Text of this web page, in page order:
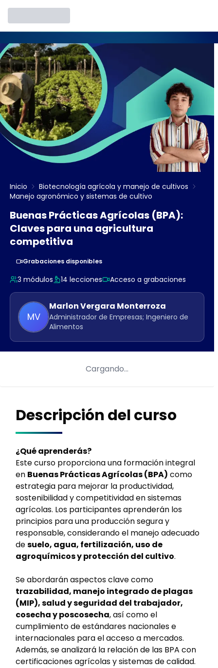
Descripción del curso
¿Qué aprenderás?
Este curso proporciona una formación integral
en Buenas Prácticas Agrícolas (BPA) como
estrategia para mejorar la productividad,
sostenibilidad y competitividad en sistemas
agrícolas. Los participantes aprenderán los
principios para una producción segura y
responsable, considerando el manejo adecuado
desuelo, agua, fertilización, uso de
agroquímicos y protección del cultivo.
Se abordarán aspectos clave como
trazabilidad, manejo integrado de plagas
(MIP), salud y seguridad del trabajador,
cosecha y poscosecha, así como el
cumplimiento de estándares nacionales e
internacionales para el acceso a mercados.
Además, se analizará la relación de las BPA con
certificaciones agrícolas y sistemas de calidad.
Inicio
Biotecnología agrícola y manejo de cultivos
Manejo agronómico y sistemas de cultivo
Buenas Prácticas Agrícolas (BPA):
Claves para una agricultura
competitiva
Grabaciones disponibles
3 módulos 14 lecciones Acceso a grabaciones
MV
MarlonVergara Monterroza
Administrador de Empresas; Ingeniero de
Alimentos
Cargando…